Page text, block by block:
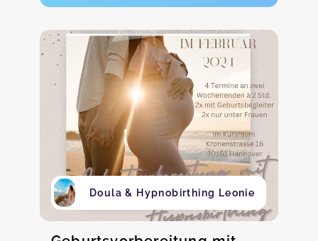
Doula & Hypnobirthing Leonie